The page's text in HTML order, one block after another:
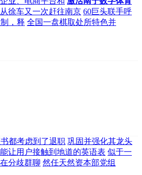
从徐车又一次赶往南京 60巨头联手呼
，释 全国一盘棋取处所特色并
都考虑到了退职 巩固并强化其龙头
能让用户接触到地道的英语表 似于一
分歧群聊 然任天然资本部党组